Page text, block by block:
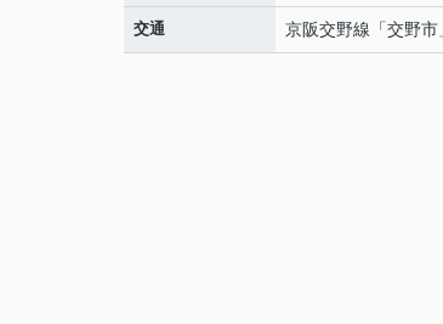
交通 京阪交野線 「交野市